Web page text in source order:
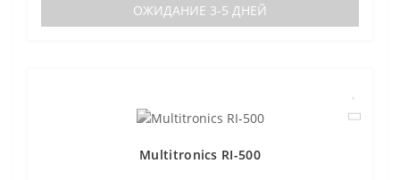
ОЖИДАНИЕ 3-5 ДНЕЙ
Multitronics RI-500